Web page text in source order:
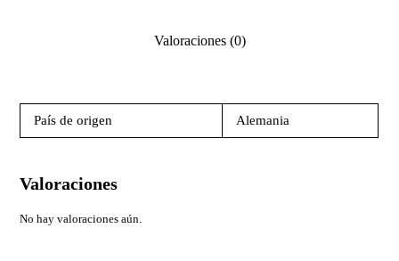
Valoraciones (0)
País de origen Alemania
Valoraciones
No hay valoraciones aún.